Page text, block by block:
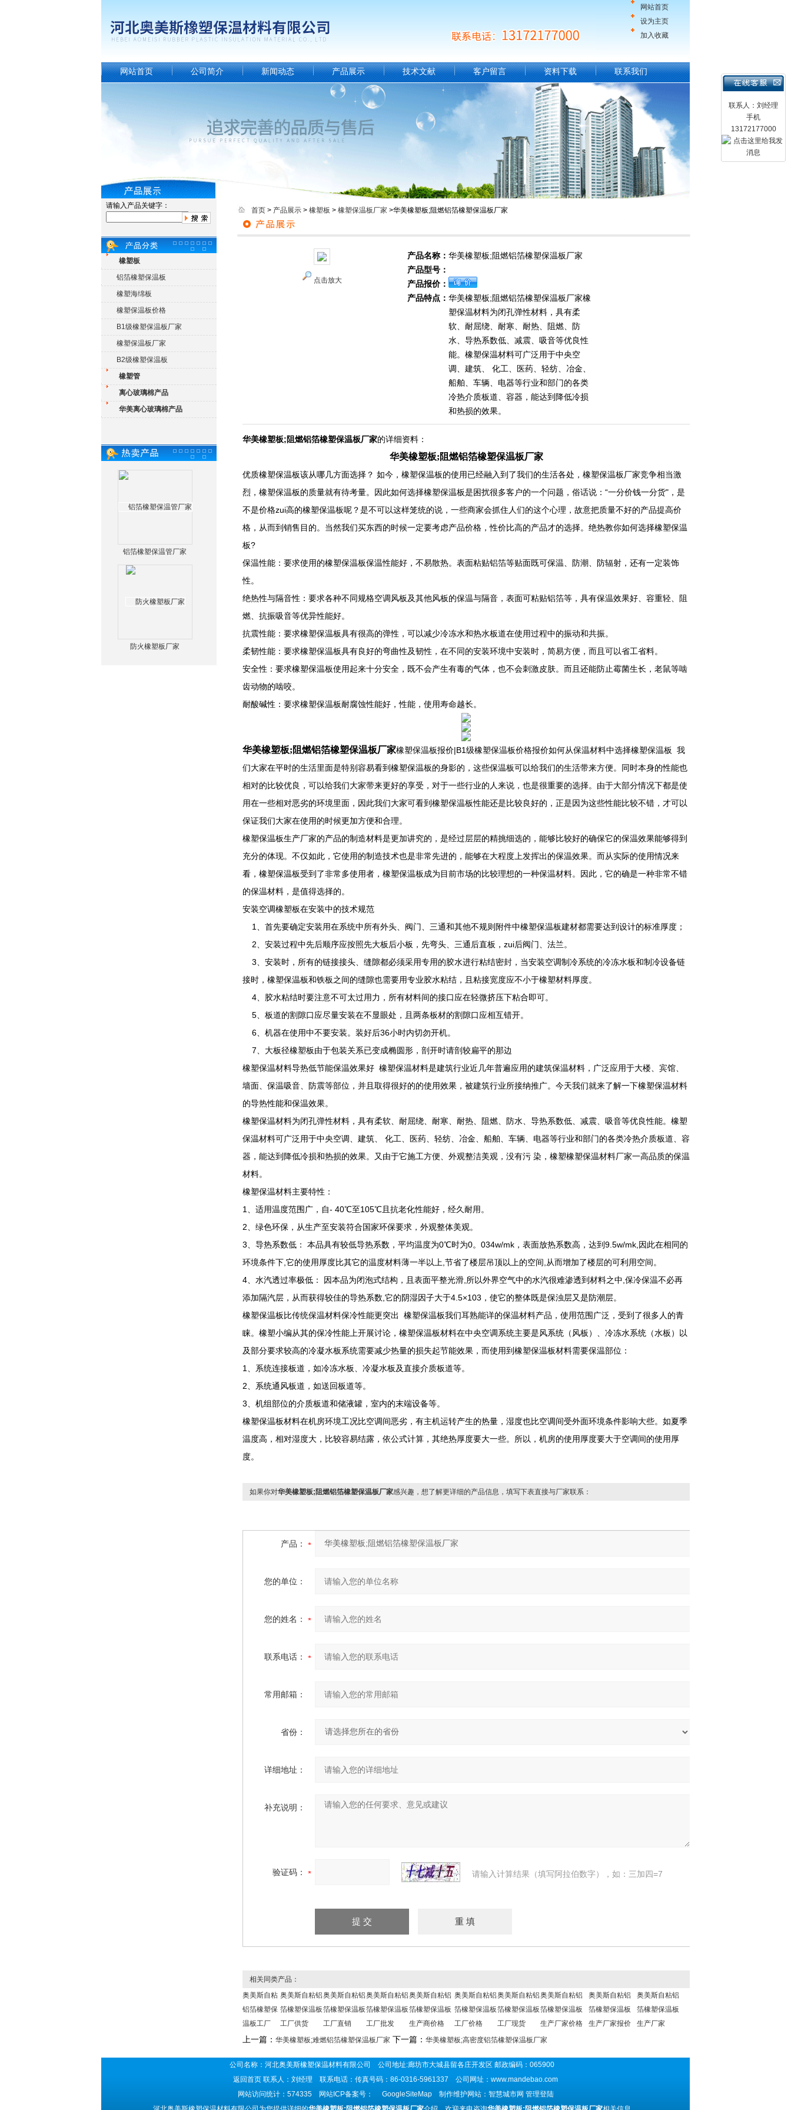
网站首页
设为主页
加入收藏
联系人：刘经理
手机
13172177000
网站首页 公司简介 新闻动态 产品展示 技术文献 客户留言 资料下载 联系我们
请输入产品关键字：
橡塑板
铝箔橡塑保温板
橡塑海绵板
橡塑保温板价格
B1级橡塑保温板厂家
橡塑保温板厂家
B2级橡塑保温板
橡塑管
离心玻璃棉产品
华美离心玻璃棉产品
铝箔橡塑保温管厂家
防火橡塑板厂家
首页 > 产品展示 > 橡塑板 > 橡塑保温板厂家 >华美橡塑板;阻燃铝箔橡塑保温板厂家
点击放大
产品名称： 华美橡塑板;阻燃铝箔橡塑保温板厂家
产品型号：
产品报价：
产品特点： 华美橡塑板;阻燃铝箔橡塑保温板厂家橡
塑保温材料为闭孔弹性材料，具有柔
软、耐屈绕、耐寒、耐热、阻燃、防
水、导热系数低、减震、吸音等优良性
能。橡塑保温材料可广泛用于中央空
调、建筑、 化工、医药、轻纺、冶金、
船舶、车辆、电器等行业和部门的各类
冷热介质板道、容器，能达到降低冷损
和热损的效果。
华美橡塑板;阻燃铝箔橡塑保温板厂家的详细资料：
华美橡塑板;阻燃铝箔橡塑保温板厂家
优质橡塑保温板该从哪几方面选择？ 如今，橡塑保温板的使用已经融入到了我们的生活各处，橡塑保温板厂家竞争相当激
烈，橡塑保温板的质量就有待考量。因此如何选择橡塑保温板是困扰很多客户的一个问题，俗话说：“一分价钱一分货"，是
不是价格zui高的橡塑保温板呢？是不可以这样笼统的说，一些商家会抓住人们的这个心理，故意把质量不好的产品提高价
格，从而到销售目的。当然我们买东西的时候一定要考虑产品价格，性价比高的产品才的选择。绝热教你如何选择橡塑保温
板?
保温性能：要求使用的橡塑保温板保温性能好，不易散热。表面粘贴铝箔等贴面既可保温、防潮、防辐射，还有一定装饰
性。
绝热性与隔音性：要求各种不同规格空调风板及其他风板的保温与隔音，表面可粘贴铝箔等，具有保温效果好、容重轻、阻
燃、抗振吸音等优异性能好。
抗震性能：要求橡塑保温板具有很高的弹性，可以减少冷冻水和热水板道在使用过程中的振动和共振。
柔韧性能：要求橡塑保温板具有良好的弯曲性及韧性，在不同的安装环境中安装时，简易方便，而且可以省工省料。
安全性：要求橡塑保温板使用起来十分安全，既不会产生有毒的气体，也不会刺激皮肤。而且还能防止霉菌生长，老鼠等啮
齿动物的啮咬。
耐酸碱性：要求橡塑保温板耐腐蚀性能好，性能，使用寿命越长。
华美橡塑板;阻燃铝箔橡塑保温板厂家橡塑保温板报价|B1级橡塑保温板价格报价如何从保温材料中选择橡塑保温板 我
们大家在平时的生活里面是特别容易看到橡塑保温板的身影的，这些保温板可以给我们的生活带来方便。同时本身的性能也
相对的比较优良，可以给我们大家带来更好的享受，对于一些行业的人来说，也是很重要的选择。由于大部分情况下都是使
用在一些相对恶劣的环境里面，因此我们大家可看到橡塑保温板性能还是比较良好的，正是因为这些性能比较不错，才可以
保证我们大家在使用的时候更加方便和合理。
橡塑保温板生产厂家的产品的制造材料是更加讲究的，是经过层层的精挑细选的，能够比较好的确保它的保温效果能够得到
充分的体现。不仅如此，它使用的制造技术也是非常先进的，能够在大程度上发挥出的保温效果。而从实际的使用情况来
看，橡塑保温板受到了非常多使用者，橡塑保温板成为目前市场的比较理想的一种保温材料。因此，它的确是一种非常不错
的保温材料，是值得选择的。
安装空调橡塑板在安装中的技术规范
1、首先要确定安装用在系统中所有外头、阀门、三通和其他不规则附件中橡塑保温板建材都需要达到设计的标准厚度；
2、安装过程中先后顺序应按照先大板后小板，先弯头、三通后直板，zui后阀门、法兰。
3、安装时，所有的链接接头、缝隙都必须采用专用的胶水进行粘结密封，当安装空调制冷系统的冷冻水板和制冷设备链
接时，橡塑保温板和铁板之间的缝隙也需要用专业胶水粘结，且粘接宽度应不小于橡塑材料厚度。
4、胶水粘结时要注意不可太过用力，所有材料间的接口应在轻微挤压下粘合即可。
5、板道的割隙口应尽量安装在不显眼处，且两条板材的割隙口应相互错开。
6、机器在使用中不要安装。装好后36小时内切勿开机。
7、大板径橡塑板由于包装关系已变成椭圆形，剖开时请剖较扁平的那边
橡塑保温材料导热低节能保温效果好 橡塑保温材料是建筑行业近几年普遍应用的建筑保温材料，广泛应用于大楼、宾馆、
墙面、保温吸音、防震等部位，并且取得很好的的使用效果，被建筑行业所接纳推广。今天我们就来了解一下橡塑保温材料
的导热性能和保温效果。
橡塑保温材料为闭孔弹性材料，具有柔软、耐屈绕、耐寒、耐热、阻燃、防水、导热系数低、减震、吸音等优良性能。橡塑
保温材料可广泛用于中央空调、建筑、 化工、医药、轻纺、冶金、船舶、车辆、电器等行业和部门的各类冷热介质板道、容
器，能达到降低冷损和热损的效果。又由于它施工方便、外观整洁美观，没有污 染，橡塑橡塑保温材料厂家一高品质的保温
材料。
橡塑保温材料主要特性：
1、适用温度范围广，自- 40℃至105℃且抗老化性能好，经久耐用。
2、绿色环保，从生产至安装符合国家环保要求，外观整体美观。
3、导热系数低： 本品具有较低导热系数，平均温度为0℃时为0。034w/mk，表面放热系数高，达到9.5w/mk,因此在相同的
环境条件下,它的使用厚度比其它的温度材料薄一半以上,节省了楼层吊顶以上的空间,从而增加了楼层的可利用空间。
4、水汽透过率极低： 因本品为闭泡式结构，且表面平整光滑,所以外界空气中的水汽很难渗透到材料之中,保冷保温不必再
添加隔汽层，从而获得较佳的导热系数,它的阴湿因子大于4.5×103，使它的整体既是保浊层又是防潮层。
橡塑保温板比传统保温材料保冷性能更突出 橡塑保温板我们耳熟能详的保温材料产品，使用范围广泛，受到了很多人的青
睐。橡塑小编从其的保冷性能上开展讨论，橡塑保温板材料在中央空调系统主要是风系统（风板）、冷冻水系统（水板）以
及部分要求较高的冷凝水板系统需要减少热量的损失起节能效果，而使用到橡塑保温板材料需要保温部位：
1、系统连接板道，如冷冻水板、冷凝水板及直接介质板道等。
2、系统通风板道，如送回板道等。
3、机组部位的介质板道和储液罐，室内的末端设备等。
橡塑保温板材料在机房环境工况比空调间恶劣，有主机运转产生的热量，湿度也比空调间受外面环境条件影响大些。如夏季
温度高，相对湿度大，比较容易结露，依公式计算，其绝热厚度要大一些。所以，机房的使用厚度要大于空调间的使用厚
度。
如果你对华美橡塑板;阻燃铝箔橡塑保温板厂家感兴趣，想了解更详细的产品信息，填写下表直接与厂家联系：
产品：
您的单位：
您的姓名：
联系电话：
常用邮箱：
省份：
详细地址：
补充说明：
验证码： 请输入计算结果（填写阿拉伯数字），如：三加四=7
相关同类产品：
奥美斯自粘
铝箔橡塑保
温板工厂
奥美斯自粘铝
箔橡塑保温板
工厂供货
奥美斯自粘铝
箔橡塑保温板
工厂直销
奥美斯自粘铝
箔橡塑保温板
工厂批发
奥美斯自粘铝
箔橡塑保温板
生产商价格
奥美斯自粘铝
箔橡塑保温板
工厂价格
奥美斯自粘铝
箔橡塑保温板
工厂现货
奥美斯自粘铝
箔橡塑保温板
生产厂家价格
奥美斯自粘铝
箔橡塑保温板
生产厂家报价
奥美斯自粘铝
箔橡塑保温板
生产厂家
上一篇： 华美橡塑板;难燃铝箔橡塑保温板厂家 下一篇： 华美橡塑板;高密度铝箔橡塑保温板厂家
公司名称：河北奥美斯橡塑保温材料有限公司 公司地址:廊坊市大城县留各庄开发区 邮政编码：065900
返回首页 联系人：刘经理 联系电话：传真号码：86-0316-5961337 公司网址： www.mandebao.com
网站访问统计：574335 网站ICP备案号：
GoogleSiteMap制作维护网站：智慧城市网 管理登陆